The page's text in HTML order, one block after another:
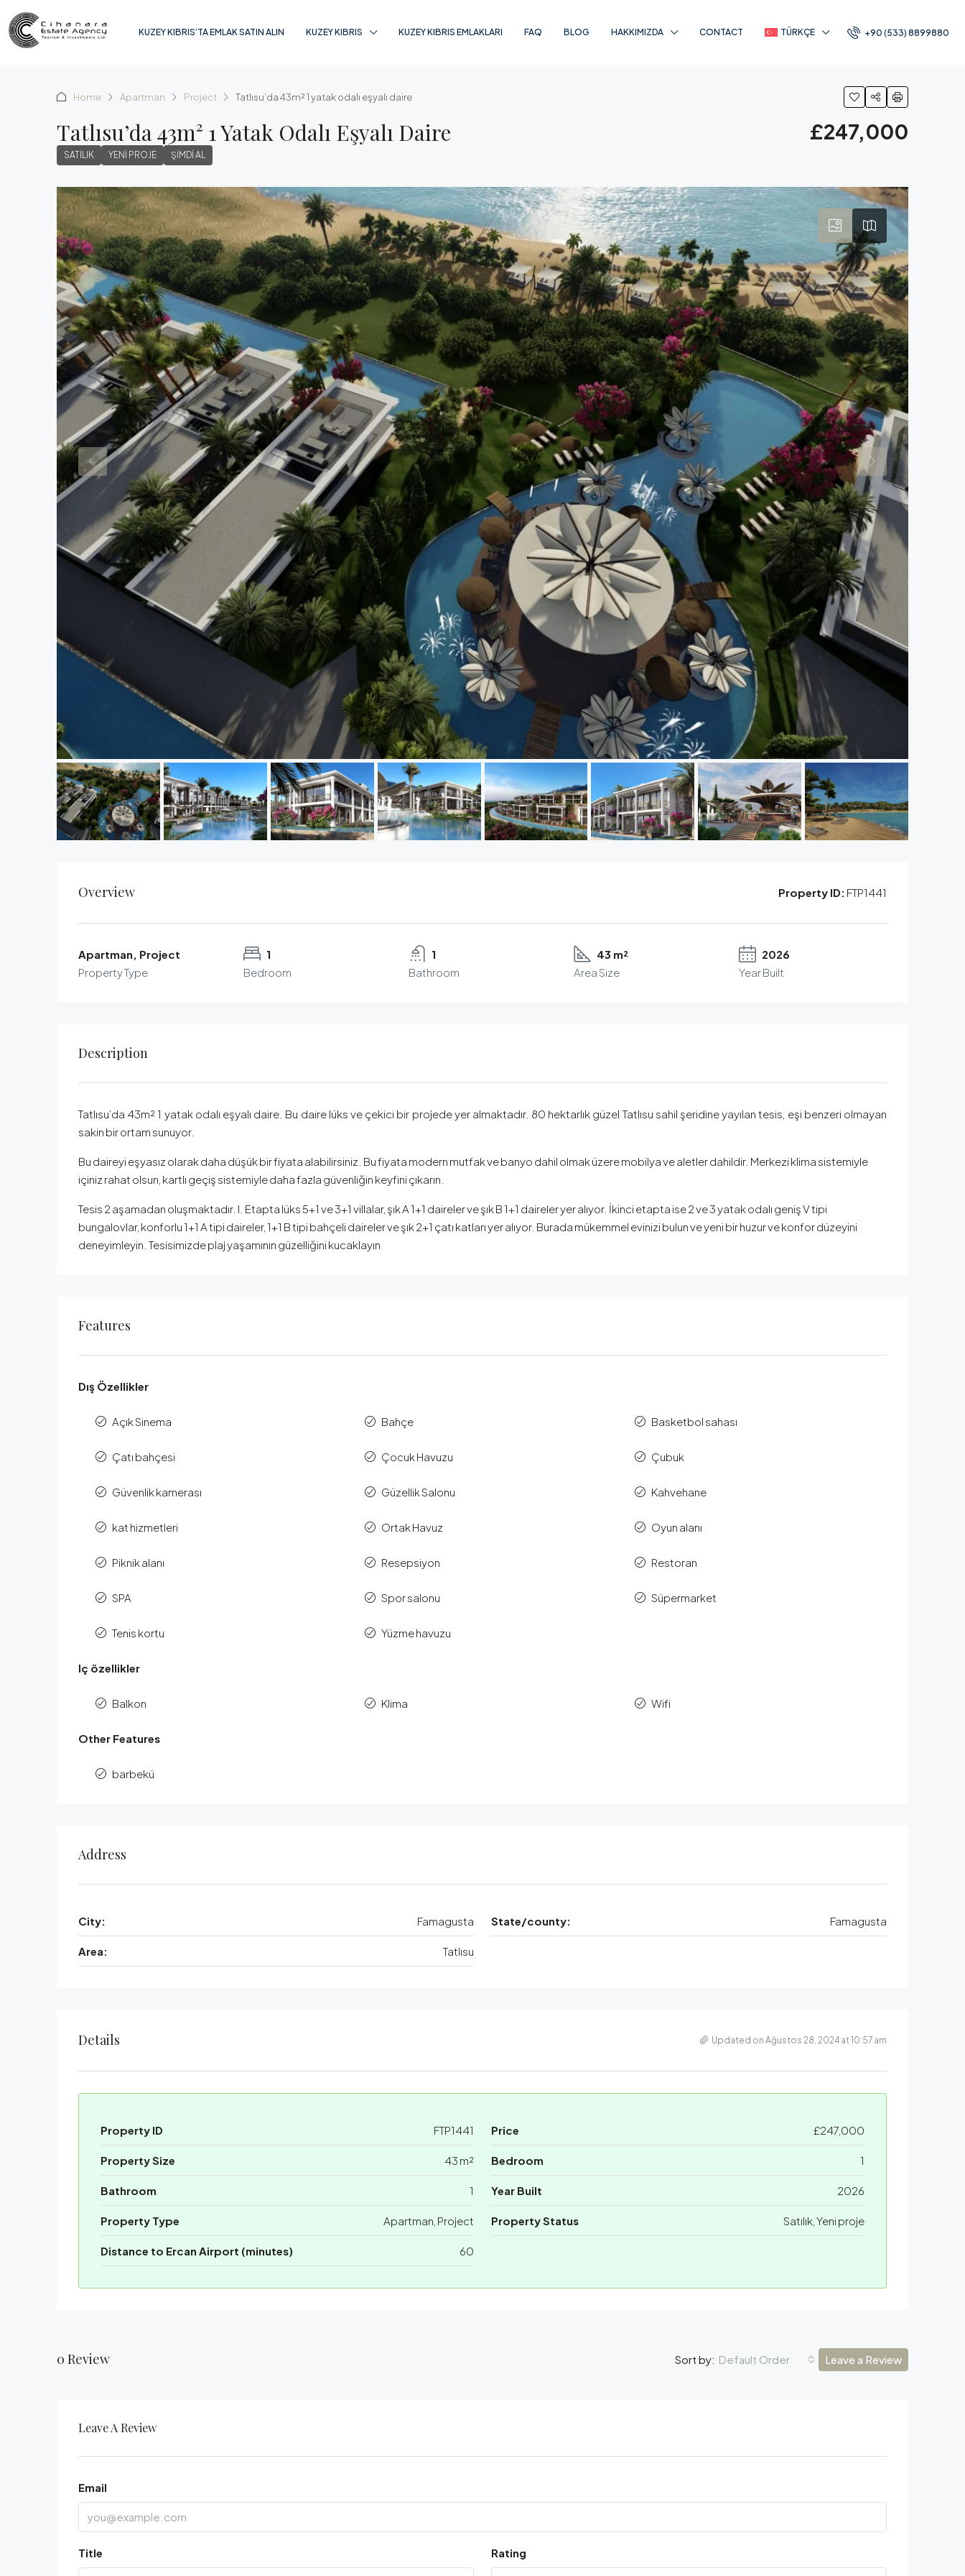
KUZEY KIBRIS’TA EMLAK SATIN ALIN KUZEY KIBRIS KUZEY KIBRIS EMLAKLARI FAQ BLOG HAKKIMIZDA CONTACT TÜRKÇE +90 (533) 8899880
Home Apartman Project Tatlısu’da 43m² 1 yatak odalı eşyalı daire
Tatlısu’da 43m² 1 Yatak Odalı Eşyalı Daire
SATILIK YENI PROJE ŞIMDI AL
£247,000
Overview Property ID: FTP1441
Apartman, Project
Property Type
1
Bedroom
1
Bathroom
43 m²
Area Size
2026
Year Built
Description
Tatlısu’da 43m² 1 yatak odalı eşyalı daire. Bu daire lüks ve çekici bir projede yer almaktadır. 80 hektarlık güzel Tatlısu sahil şeridine yayılan tesis, eşi benzeri olmayan
sakin bir ortam sunuyor.
Bu daireyi eşyasız olarak daha düşük bir fiyata alabilirsiniz. Bu fiyata modern mutfak ve banyo dahil olmak üzere mobilya ve aletler dahildir. Merkezi klima sistemiyle
içiniz rahat olsun, kartlı geçiş sistemiyle daha fazla güvenliğin keyfini çıkarın.
Tesis 2 aşamadan oluşmaktadır. I. Etapta lüks 5+1 ve 3+1 villalar, şık A 1+1 daireler ve şık B 1+1 daireler yer alıyor. İkinci etapta ise 2 ve 3 yatak odalı geniş V tipi
bungalovlar, konforlu 1+1 A tipi daireler, 1+1 B tipi bahçeli daireler ve şık 2+1 çatı katları yer alıyor. Burada mükemmel evinizi bulun ve yeni bir huzur ve konfor düzeyini
deneyimleyin. Tesisimizde plaj yaşamının güzelliğini kucaklayın
Features
Dış Özellikler
Açık Sinema Bahçe Basketbol sahası
Çatı bahçesi Çocuk Havuzu Çubuk
Güvenlik kamerası Güzellik Salonu Kahvehane
kat hizmetleri Ortak Havuz Oyun alanı
Piknik alanı Resepsiyon Restoran
SPA Spor salonu Süpermarket
Tenis kortu Yüzme havuzu
Iç özellikler
Balkon Klima Wifi
Other Features
barbekü
Address
City: Famagusta State/county: Famagusta
Area: Tatlısu
Details Updated on Ağustos 28, 2024 at 10:57 am
Property ID FTP1441 Price £247,000
Property Size 43 m² Bedroom 1
Bathroom 1 Year Built 2026
Property Type Apartman, Project Property Status Satılık, Yeni proje
Distance to Ercan Airport (minutes) 60
0 Review Sort by: Default Order Leave a Review
Leave A Review
Email
Title Rating